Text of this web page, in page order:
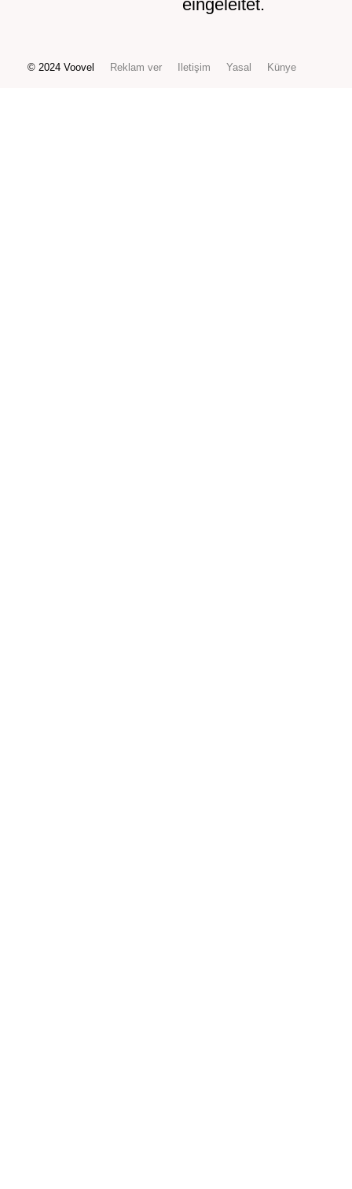
eingeleitet.
© 2024 Voovel Reklam ver Iletişim Yasal Künye